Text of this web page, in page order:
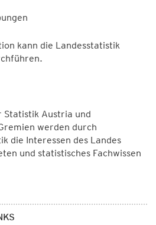
kann die Landesstatistik
Statistik Austria und
werden durch
die Interessen des Landes
und statistisches Fachwissen